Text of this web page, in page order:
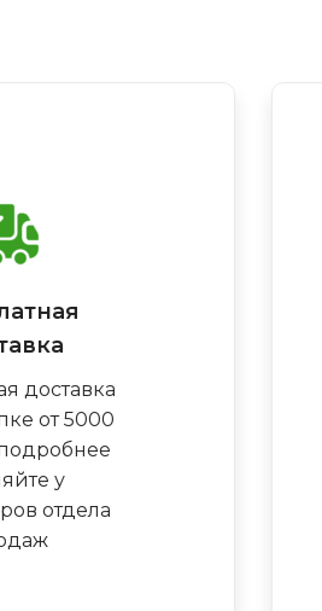
доставка
от 5000
у
отдела